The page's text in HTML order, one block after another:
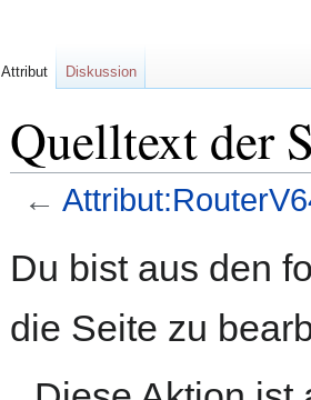
Quelltext der
←
Navigation
Suche
Du bist aus den
die Seite zu
Attribut Diskussion